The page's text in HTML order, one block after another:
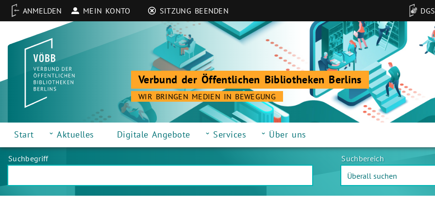
MEIN KONTO SITZUNG BEENDEN DGS
Verbund der Öffentlichen Bibliotheken Berlins
WIR BRINGEN MEDIEN IN BEWEGUNG
Start Aktuelles Digitale Angebote Services Über uns
Suchbegriff Suchbereich